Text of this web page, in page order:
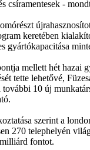
csíramentesek -
keretében
gyártókapacitása
mellett hét hazai
tette lehetővé,
további 10 új
szerint a
270 telephelyén
fontot.